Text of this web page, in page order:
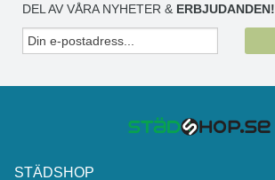
DEL AV VÅRA NYHETER & ERBJUDANDEN!
STÄDSHOP